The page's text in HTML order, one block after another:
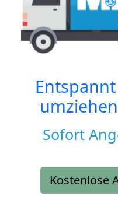
Sofort
Kostenlose